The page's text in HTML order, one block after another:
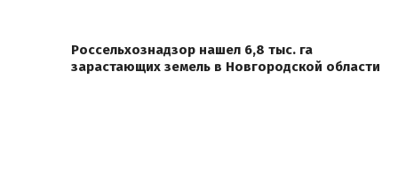
Россельхознадзор нашел 6,8 тыс. га
зарастающих земель в Новгородской области